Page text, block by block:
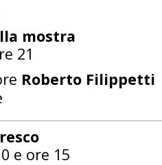
mostra
21
Roberto Filippetti
e ore 15